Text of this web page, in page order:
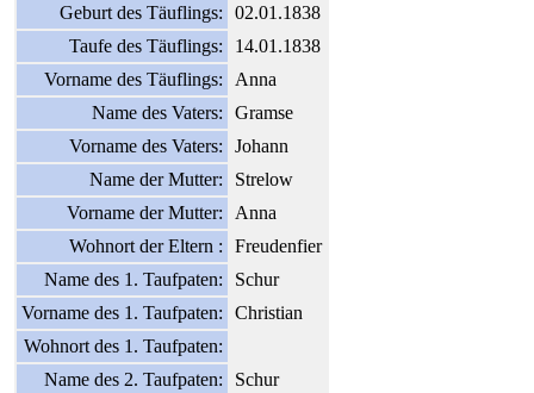
Geburt des Täuflings:
02.01.1838
Taufe des Täuflings:
14.01.1838
Vorname des Täuflings:
Anna
Name des Vaters:
Gramse
Vorname des Vaters:
Johann
Name der Mutter:
Strelow
Vorname der Mutter:
Anna
Wohnort der Eltern :
Freudenfier
Name des 1. Taufpaten:
Schur
Vorname des 1. Taufpaten:
Christian
Wohnort des 1. Taufpaten:
Name des 2. Taufpaten:
Schur